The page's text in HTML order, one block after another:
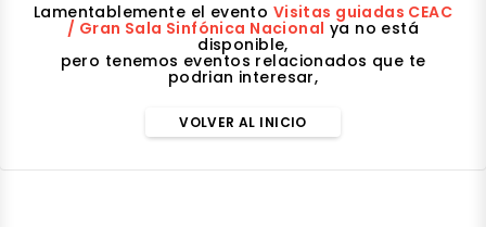
Lamentablemente el evento Visitas guiadas CEAC
/ Gran Sala Sinfónica Nacional ya no está
disponible,
pero tenemos eventos relacionados que te
podrian interesar,
VOLVER AL INICIO